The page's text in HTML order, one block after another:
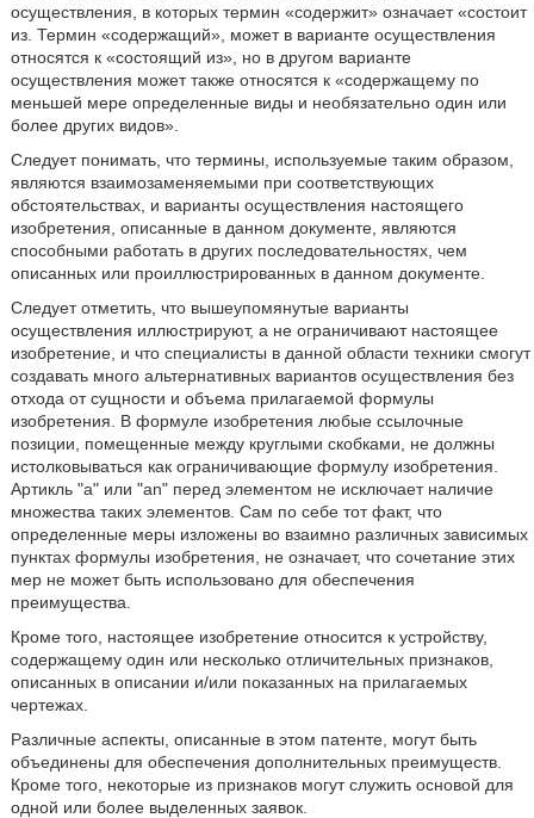
осуществления, в которых термин «содержит» означает «состоит
из. Термин «содержащий», может в варианте осуществления
относятся к «состоящий из», но в другом варианте
осуществления может также относятся к «содержащему по
меньшей мере определенные виды и необязательно один или
более других видов».
Следует понимать, что термины, используемые таким образом,
являются взаимозаменяемыми при соответствующих
обстоятельствах, и варианты осуществления настоящего
изобретения, описанные в данном документе, являются
способными работать в других последовательностях, чем
описанных или проиллюстрированных в данном документе.
Следует отметить, что вышеупомянутые варианты
осуществления иллюстрируют, а не ограничивают настоящее
изобретение, и что специалисты в данной области техники смогут
создавать много альтернативных вариантов осуществления без
отхода от сущности и объема прилагаемой формулы
изобретения. В формуле изобретения любые ссылочные
позиции, помещенные между круглыми скобками, не должны
истолковываться как ограничивающие формулу изобретения.
Артикль ʺaʺ или ʺanʺ перед элементом не исключает наличие
множества таких элементов. Сам по себе тот факт, что
определенные меры изложены во взаимно различных зависимых
пунктах формулы изобретения, не означает, что сочетание этих
мер не может быть использовано для обеспечения
преимущества.
Кроме того, настоящее изобретение относится к устройству,
содержащему один или несколько отличительных признаков,
описанных в описании и/или показанных на прилагаемых
чертежах.
Различные аспекты, описанные в этом патенте, могут быть
объединены для обеспечения дополнительных преимуществ.
Кроме того, некоторые из признаков могут служить основой для
одной или более выделенных заявок.